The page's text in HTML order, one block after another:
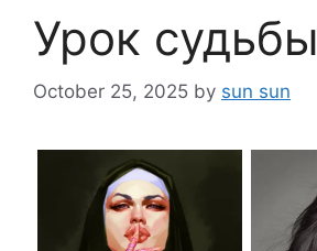
Урок судьбы
October 25, 2025 by sun sun